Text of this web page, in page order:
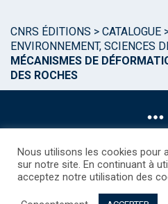
CNRS ÉDITIONS > CATALOGUE
ENVIRONNEMENT, SCIENCES
MÉCANISMES DE
DES ROCHES
©CNRS EDITIONS 2025
Nous utilisons les cookies pour
sur notre site. En continuant à
acceptez notre utilisation des